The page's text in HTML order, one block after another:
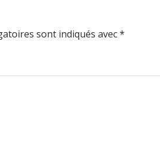
sont indiqués avec*